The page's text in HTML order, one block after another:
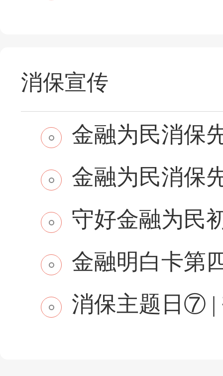
消保宣传
金融为民消保
金融为民消保
守好金融为民
金融明白卡第
消保主题日⑦ |